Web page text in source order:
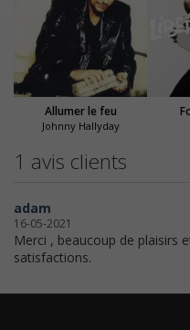
Allumer le feu
Johnny Hallyday
1 avis clients
adam
16-05-2021
Merci , beaucoup de plaisirs
satisfactions.